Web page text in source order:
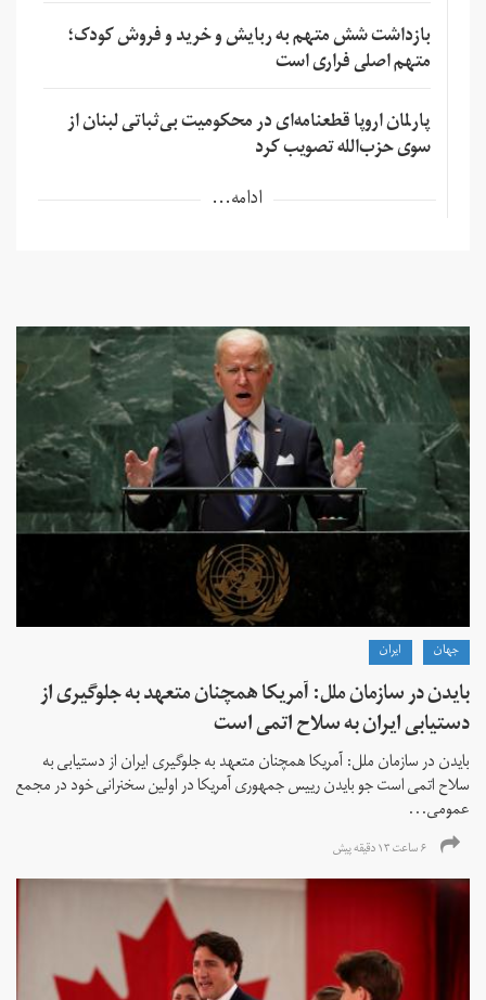
بازداشت شش متهم به ربایش و خرید و فروش کودک؛
متهم اصلی فراری است
پارلمان اروپا قطعنامه‌ای در محکومیت بی‌ثباتی لبنان از
سوی حزب‌الله تصویب کرد
ادامه...
جهان ايران
بایدن در سازمان ملل: آمریکا همچنان متعهد به جلوگیری از
دستیابی ایران به سلاح اتمی است
بایدن در سازمان ملل: آمریکا همچنان متعهد به جلوگیری ایران از دستیابی به
سلاح اتمی است جو بایدن رییس جمهوری آمریکا در اولین سخنرانی خود در مجمع
عمومی...
۶ ساعت ۱۳ دقیقه پیش